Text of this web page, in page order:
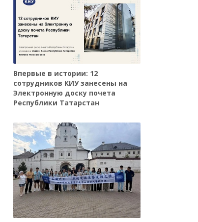
Впервые в истории: 12
сотрудников КИУ занесены на
Электронную доску почета
Республики Татарстан